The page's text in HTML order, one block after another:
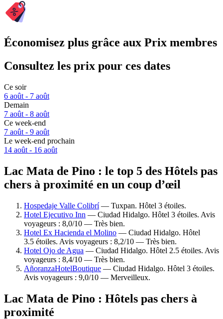
Économisez plus grâce aux Prix membres
Consultez les prix pour ces dates
Ce soir
6 août - 7 août
Demain
7 août - 8 août
Ce week-end
7 août - 9 août
Le week-end prochain
14 août - 16 août
Lac Mata de Pino : le top 5 des Hôtels pas
chers à proximité en un coup d’œil
Hospedaje Valle Colibrí— Tuxpan. Hôtel 3 étoiles.
Hotel Ejecutivo Inn — Ciudad Hidalgo. Hôtel 3 étoiles. Avis
voyageurs : 8,0/10 — Très bien.
Hotel Ex Hacienda el Molino — Ciudad Hidalgo. Hôtel
3.5 étoiles. Avis voyageurs : 8,2/10 — Très bien.
Hotel Ojo de Agua — Ciudad Hidalgo. Hôtel 2.5 étoiles. Avis
voyageurs : 8,4/10 — Très bien.
AñoranzaHotelBoutique — Ciudad Hidalgo. Hôtel 3 étoiles.
Avis voyageurs : 9,0/10 — Merveilleux.
Lac Mata de Pino : Hôtels pas chers à
proximité